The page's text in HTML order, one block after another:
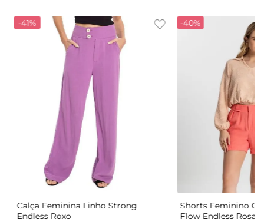
-41%
Calça Feminina Linho Strong
Endless Roxo
-40%
Shorts Feminino
Flow Endless Rosa